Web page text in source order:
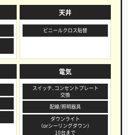
天井
ビニールクロス貼替
電気
スイッチ、コンセントプレート
交換
配線/照明器具
ダウンライト
（orシーリングダウン）
10台まで